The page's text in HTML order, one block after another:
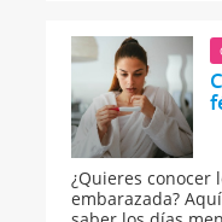
¿Quieres conocer
embarazada?